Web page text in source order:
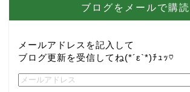
ブログをメールで購読
メールアドレスを記入して
ブログ更新を受信してね(*´ε`*)ﾁｭｯ♡